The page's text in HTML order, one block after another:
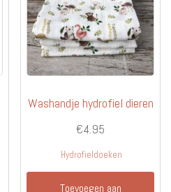
Washandje hydrofiel dieren
€4.95
Hydrofieldoeken
Toevoegen aan